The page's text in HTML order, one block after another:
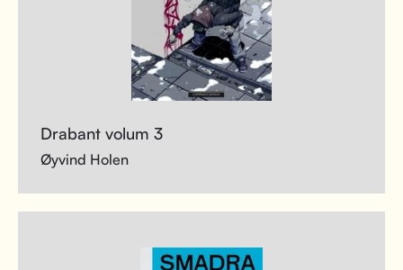
Drabant volum 3
Øyvind Holen